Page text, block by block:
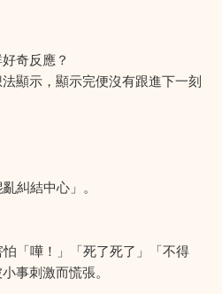
奇反應？
顯示，顯示完便沒有跟進下一刻
糾結中心」。
「嘩！」「死了死了」「不得
事刺激而慌張。